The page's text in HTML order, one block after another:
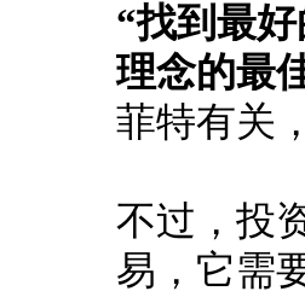
“找到最
理念的最
菲特有关
不过，投
易，它需